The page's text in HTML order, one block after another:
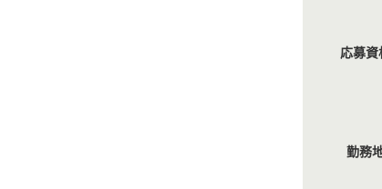
応募資
勤務